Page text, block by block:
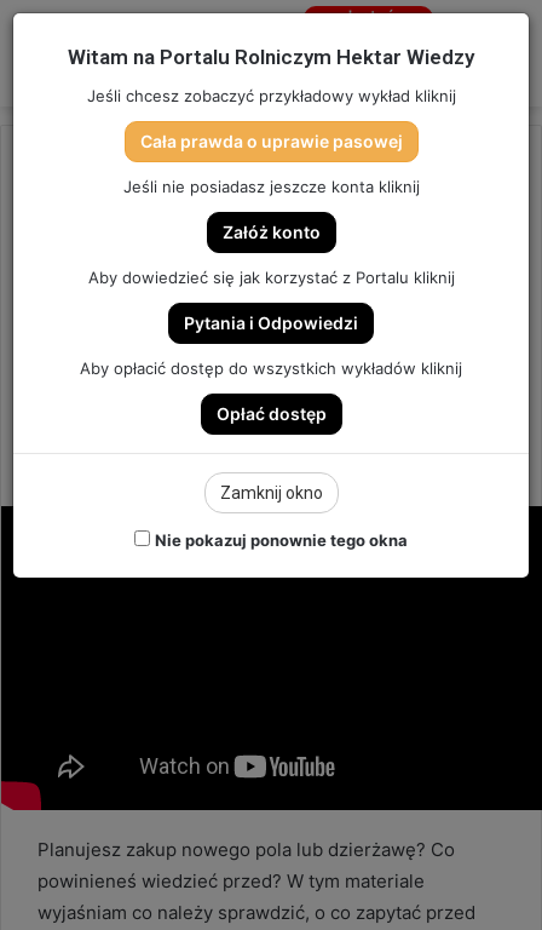
Menu
Jesteś
Strona główna/OSTATNIO DODANE
DZIERŻAWA, ZAKUP ZIEMI.
OPŁACALNE ZASIEWY OZIMIN.
| ODCINEK 285
an
Planujesz zakup nowego pola lub dzierżawę? Co
powinieneś wiedzieć przed? W tym materiale
wyjaśniam co należy sprawdzić, o co zapytać przed
Witam na Portalu Rolniczym Hektar Wiedzy
Jeśli chcesz zobaczyć przykładowy wykład kliknij
Cała prawda o uprawie pasowej
Jeśli nie posiadasz jeszcze konta kliknij
Załóż konto
Aby dowiedzieć się jak korzystać z Portalu kliknij
Pytania i Odpowiedzi
Aby opłacić dostęp do wszystkich wykładów kliknij
Opłać dostęp
Zamknij okno
Nie pokazuj ponownie tego okna